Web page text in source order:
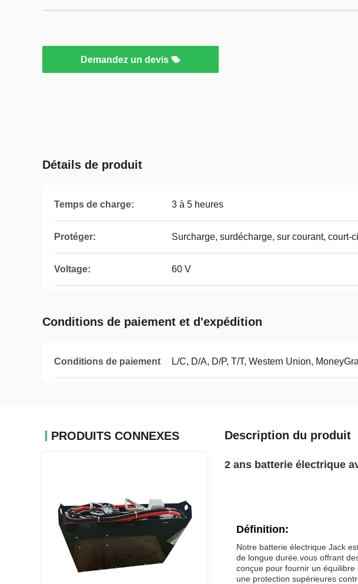
Demandez un devis
Détails de produit
Temps de charge: 3 à 5 heures
Protéger: Surcharge, surdécharge, sur courant, court-
Voltage: 60 V
Conditions de paiement et d'expédition
Conditions de paiement L/C, D/A, D/P, T/T, Western Union,
PRODUITS CONNEXES Description du produit
2 ans batterie électrique
Définition:
Notre batterie électrique Jack
de longue durée.vous offrant
conçue pour fournir un
une protection supérieures